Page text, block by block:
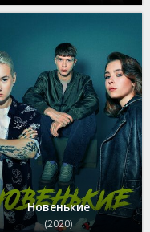
Новенькие
(2020)